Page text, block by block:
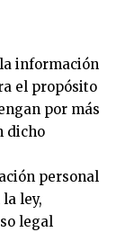
información
el propósito
por más
dicho
personal
ley,
legal